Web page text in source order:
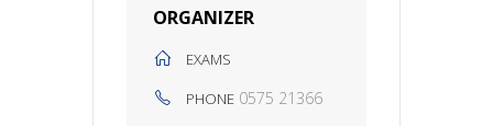
ORGANIZER
EXAMS
PHONE 0575 21366